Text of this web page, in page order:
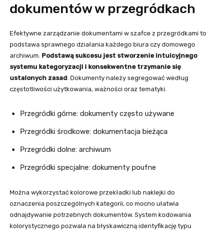
dokumentów w przegródkach
Efektywne zarządzanie dokumentami w szafce z przegródkami to
podstawa sprawnego działania każdego biura czy domowego
archiwum. Podstawą sukcesu jest stworzenie intuicyjnego
systemu kategoryzacji i konsekwentne trzymanie się
ustalonych zasad . Dokumenty należy segregować według
częstotliwości użytkowania, ważności oraz tematyki.
Przegródki górne: dokumenty często używane
Przegródki środkowe: dokumentacja bieżąca
Przegródki dolne: archiwum
Przegródki specjalne: dokumenty poufne
Można wykorzystać kolorowe przekładki lub naklejki do
oznaczenia poszczególnych kategorii, co mocno ułatwia
odnajdywanie potrzebnych dokumentów. System kodowania
kolorystycznego pozwala na błyskawiczną identyfikację typu